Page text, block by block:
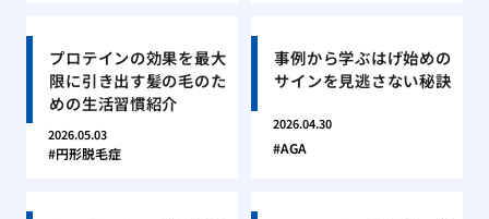
プロテインの効果を最大
限に引き出す髪の毛のた
めの生活習慣紹介
2026.05.03
円形脱毛症
事例から学ぶはげ始めの
サインを見逃さない秘訣
2026.04.30
AGA